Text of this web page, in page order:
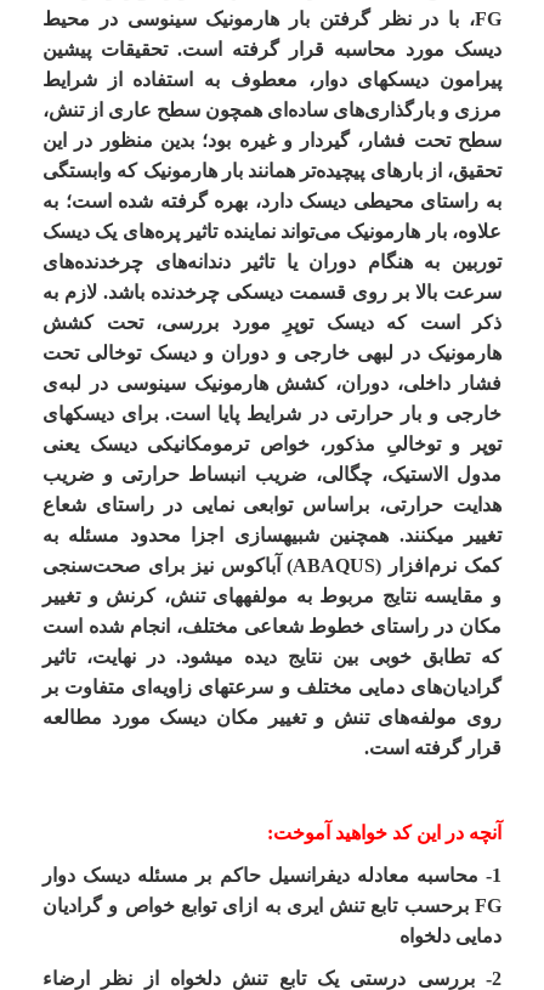
FG، با در نظر گرفتن بار هارمونیک سینوسی در محیط
دیسک مورد محاسبه قرار گرفته است. تحقیقات پیشین
پیرامون دیسک­های دوار، معطوف به استفاده از شرایط
مرزی و بارگذاری‌­های ساده­‌ای همچون سطح عاری از تنش،
سطح تحت فشار، گیردار و غیره بود؛ بدین منظور در این
تحقیق، از بارهای پیچیده­‌تر همانند بار هارمونیک که وابستگی
به راستای محیطی دیسک دارد، بهره گرفته شده­ است؛ به
علاوه، بار هارمونیک می­‌تواند نماینده تاثیر پره‌­های یک دیسک
توربین به هنگام دوران یا تاثیر دندانه­‌های چرخدنده­‌های
سرعت بالا بر روی قسمت دیسکی چرخدنده باشد. لازم به
ذکر است که دیسک توپرِ مورد بررسی، تحت کشش
هارمونیک در لبهی خارجی و دوران و دیسک توخالی تحت
فشار داخلی، دوران، کشش هارمونیک سینوسی در لبه‌ی
خارجی و بار حرارتی در شرایط پایا است. برای دیسکهای
توپر و توخالیِ مذکور، خواص ترمومکانیکی دیسک یعنی
مدول الاستیک، چگالی، ضریب انبساط حرارتی و ضریب
هدایت حرارتی، براساس توابعی نمایی در راستای شعاع
تغییر میکنند. همچنین شبیهسازی اجزا محدود مسئله به
کمک نرم‌­افزار (ABAQUS) آباکوس نیز برای صحت‌‌سنجی
و مقایسه نتایج مربوط به مولفههای تنش، کرنش و تغییر
مکان در راستای خطوط شعاعی مختلف، انجام شده است
که تطابق خوبی بین نتایج دیده میشود. در نهایت، تاثیر
گرادیان‌­های دمایی مختلف و سرعت­های زاویه‌­ای متفاوت بر
روی مولفه­‌های تنش و تغییر مکان دیسک مورد مطالعه
قرار گرفته است.
آنچه در این کد خواهید آموخت:
1- محاسبه معادله دیفرانسیل حاکم بر مسئله دیسک دوار
FG برحسب تابع تنش ایریبه ازایتوابع خواص و گرادیان
دمایی دلخواه
2- بررسی درستی یک تابع تنش دلخواه از نظر ارضاء